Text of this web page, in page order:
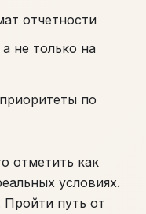
отчетности
не только на
по
отметить как
условиях.
Пройти путь от